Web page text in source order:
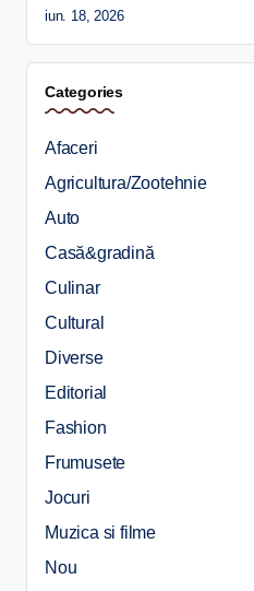
iun. 18, 2026
Categories
Afaceri
Agricultura/Zootehnie
Auto
Casă&gradină
Culinar
Cultural
Diverse
Editorial
Fashion
Frumusete
Jocuri
Muzica si filme
Nou